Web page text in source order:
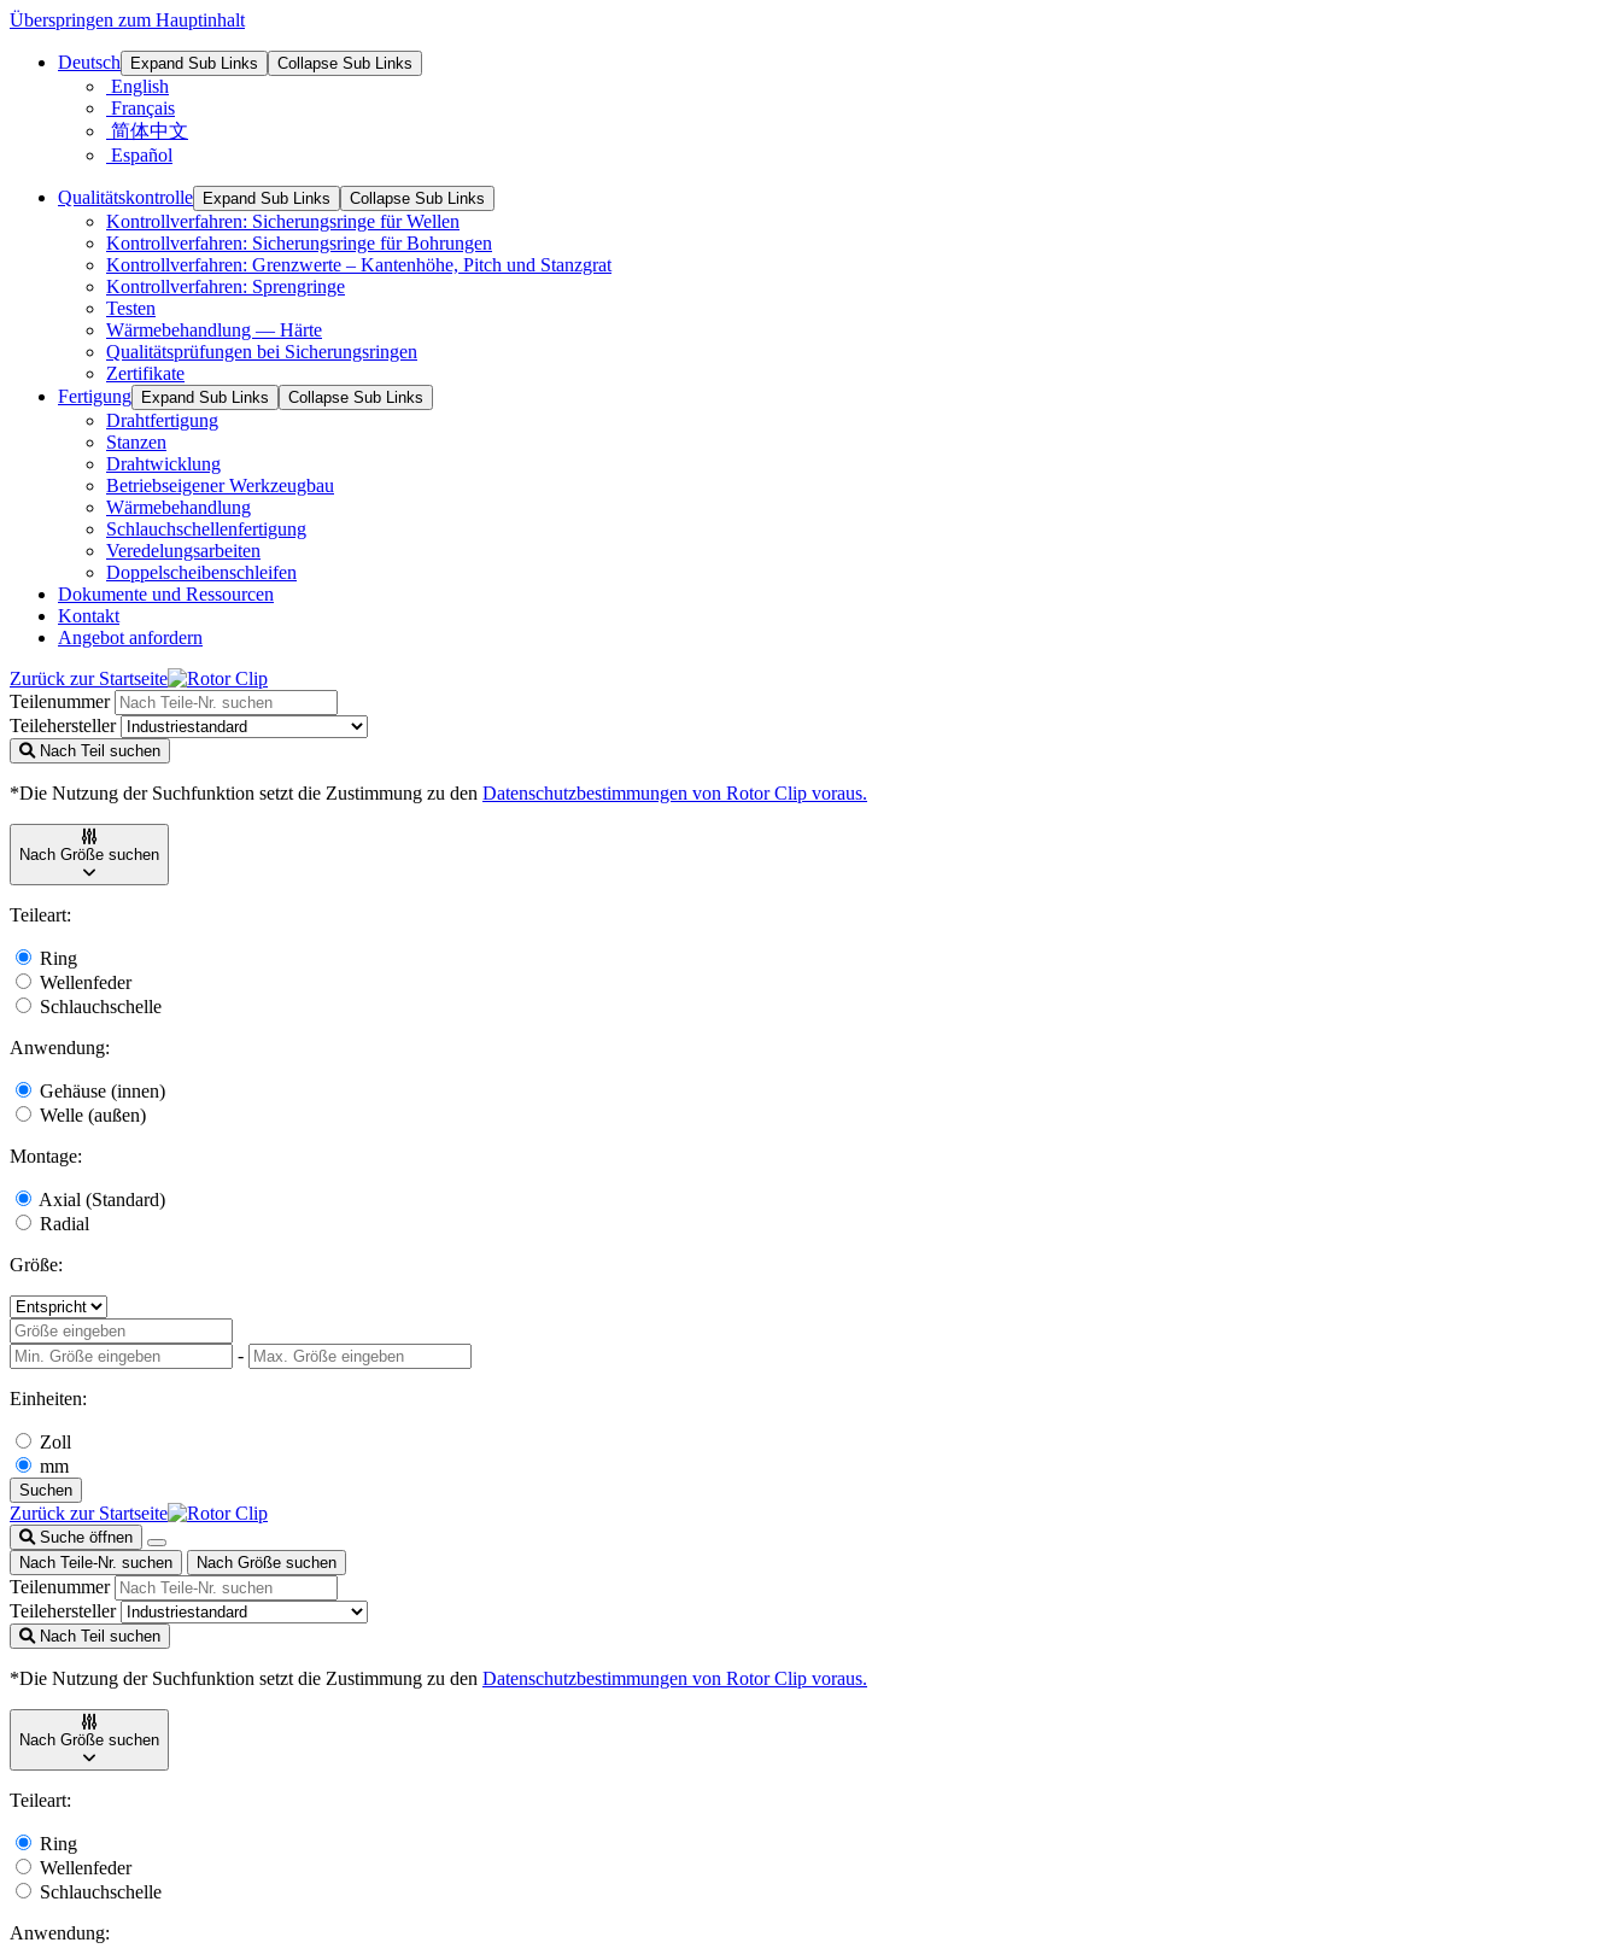
Überspringen zum Hauptinhalt
Deutsch Expand Sub Links Collapse Sub Links
English
Français
简体中文
Español
Qualitätskontrolle Expand Sub Links Collapse Sub Links
Kontrollverfahren: Sicherungsringe für Wellen
Kontrollverfahren: Sicherungsringe für Bohrungen
Kontrollverfahren: Grenzwerte – Kantenhöhe, Pitch und Stanzgrat
Kontrollverfahren: Sprengringe
Testen
Wärmebehandlung — Härte
Qualitätsprüfungen bei Sicherungsringen
Zertifikate
Fertigung
Expand Sub Links Collapse Sub Links
Drahtfertigung
Stanzen
Drahtwicklung
Betriebseigener Werkzeugbau
Wärmebehandlung
Schlauchschellenfertigung
Veredelungsarbeiten
Doppelscheibenschleifen
Dokumente und Ressourcen
Kontakt
Angebot anfordern
Zurück zur Startseite
Teilenummer
Teilehersteller
Nach Teil suchen
*Die Nutzung der Suchfunktion setzt die Zustimmung zu den Datenschutzbestimmungen von Rotor Clip voraus.
Nach Größe suchen
Teileart:
Ring
Wellenfeder
Schlauchschelle
Anwendung:
Gehäuse (innen)
Welle (außen)
Montage:
Axial (Standard)
Radial
Größe:
-
Einheiten:
Zoll
mm
Suchen
Zurück zur Startseite
Suche öffnen
Nach Teile-Nr. suchen
Nach Größe suchen
Teilenummer
Teilehersteller
Nach Teil suchen
*Die Nutzung der Suchfunktion setzt die Zustimmung zu den Datenschutzbestimmungen von Rotor Clip voraus.
Nach Größe suchen
Teileart:
Ring
Wellenfeder
Schlauchschelle
Anwendung: